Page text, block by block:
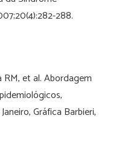
288.
RM, et al. Abordagem
Gráfica Barbieri,